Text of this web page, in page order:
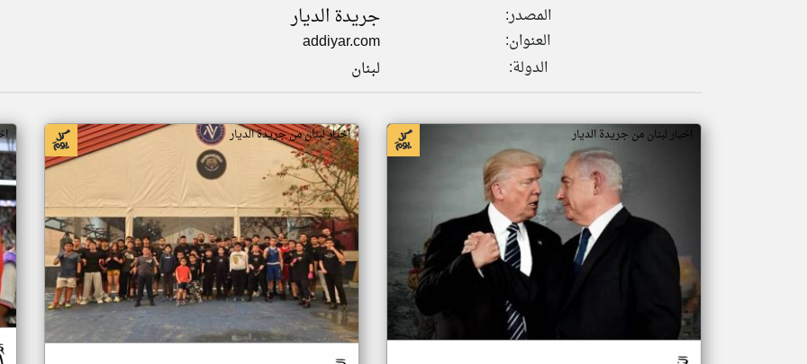
المصدر: جريدة الديار
العنوان:
addiyar.com
الدولة:
لبنان
اخبار لبنان من جريدة الديار اخبار لبنان من جريدة الديار